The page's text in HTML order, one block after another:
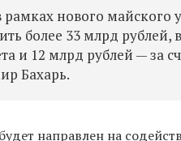
нового майского
более 33 млрд рублей,
и 12 млрд рублей — за
Бахарь.
направлен на